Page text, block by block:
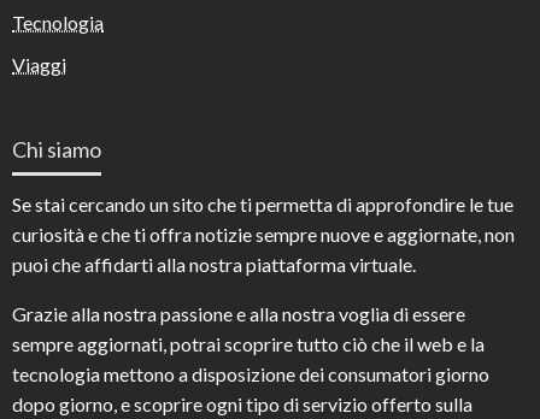
Tecnologia
Viaggi
Chi siamo
Se stai cercando un sito che ti permetta di approfondire le tue
curiosità e che ti offra notizie sempre nuove e aggiornate, non
puoi che affidarti alla nostra piattaforma virtuale.
Grazie alla nostra passione e alla nostra voglia di essere
sempre aggiornati, potrai scoprire tutto ciò che il web e la
tecnologia mettono a disposizione dei consumatori giorno
dopo giorno, e scoprire ogni tipo di servizio offerto sulla